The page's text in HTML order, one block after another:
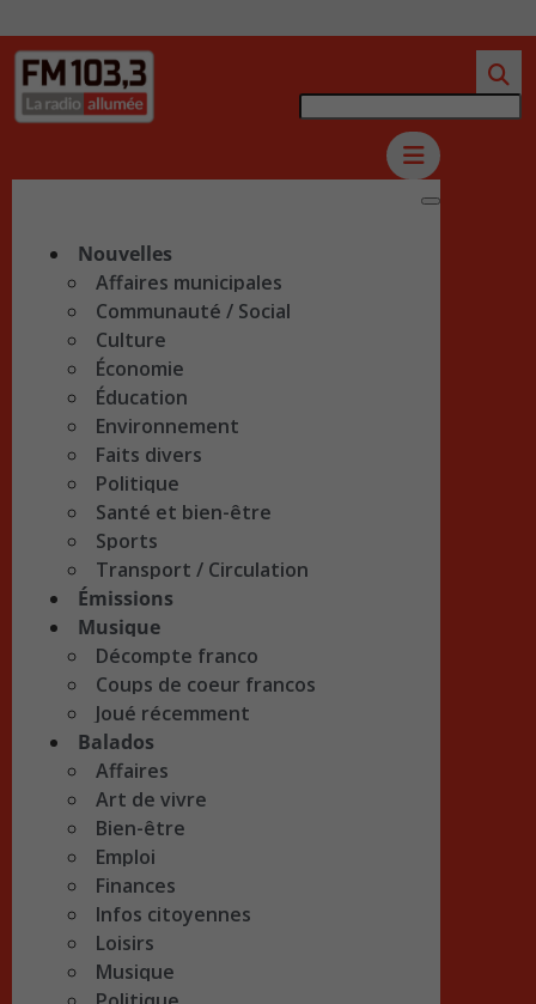
Nouvelles
Affaires municipales
Communauté / Social
Culture
Économie
Éducation
Environnement
Faits divers
Politique
Santé et bien-être
Sports
Transport / Circulation
Émissions
Musique
Décompte franco
Coups de coeur francos
Joué récemment
Balados
Affaires
Art de vivre
Bien-être
Emploi
Finances
Infos citoyennes
Loisirs
Musique